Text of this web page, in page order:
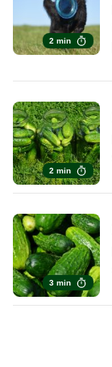
2 min
2 min
3 min